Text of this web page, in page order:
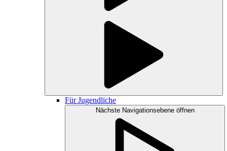
Für Jugendliche
Nächste Navigationsebene öffnen